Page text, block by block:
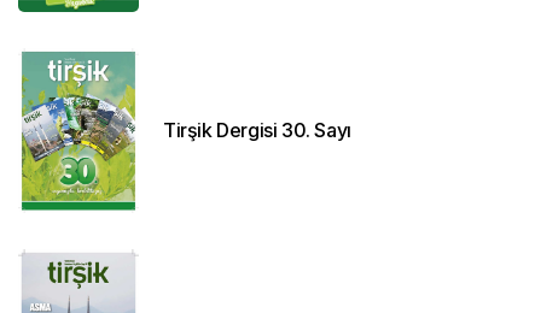
Tirşik Dergisi 30. Sayı